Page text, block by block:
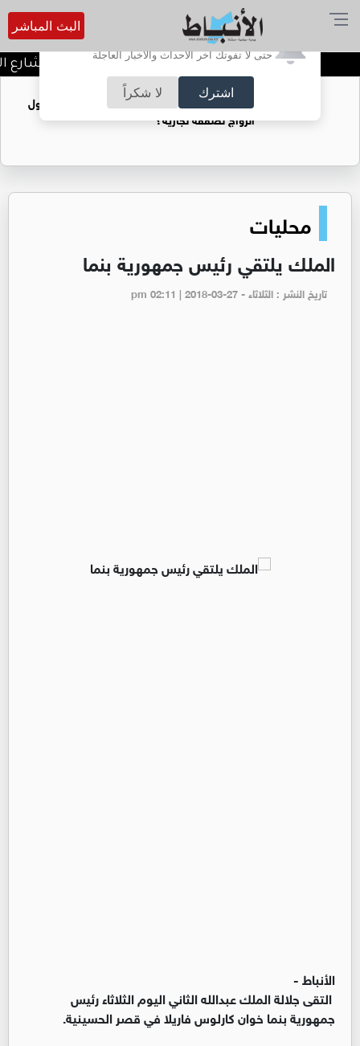
أترغب في تفعيل الإشعارات؟
حتى لا تفوتك آخر الأحداث والأخبار العاجلة
اشترك لا شكراً
البث المباشر
توقيف شبكات دعارة في شارع
فتيات يستغللنه لتحقيق مكاسب مادية.. هل تحول
الزواج لصفقة تجارية؟
محليات
الملك يلتقي رئيس جمهورية بنما
تاريخ النشر : الثلاثاء - pm 02:11 | 2018-03-27
الأنباط -
التقى جلالة الملك عبدالله الثاني اليوم الثلاثاء رئيس
جمهورية بنما خوان كارلوس فاريلا في قصر الحسينية.